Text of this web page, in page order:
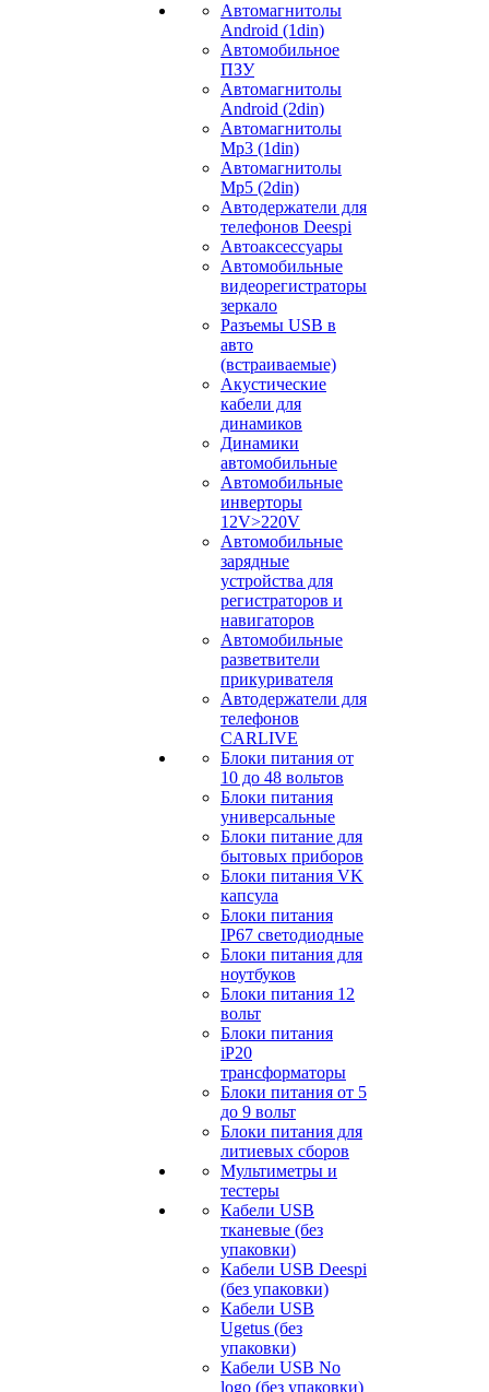
Автомагнитолы
Android (1din)
Автомобильное
ПЗУ
Автомагнитолы
Android (2din)
Автомагнитолы
Mp3 (1din)
Автомагнитолы
Mp5 (2din)
Автодержатели для
телефонов Deespi
Автоаксессуары
Автомобильные
видеорегистраторы
зеркало
Разъемы USB в
авто
(встраиваемые)
Акустические
кабели для
динамиков
Динамики
автомобильные
Автомобильные
инверторы
12V>220V
Автомобильные
зарядные
устройства для
регистраторов и
навигаторов
Автомобильные
разветвители
прикуривателя
Автодержатели для
телефонов
CARLIVE
Блоки питания от
10 до 48 вольтов
Блоки питания
универсальные
Блоки питание для
бытовых приборов
Блоки питания VK
капсула
Блоки питания
IP67 светодиодные
Блоки питания для
ноутбуков
Блоки питания 12
вольт
Блоки питания
iP20
трансформаторы
Блоки питания от 5
до 9 вольт
Блоки питания для
литиевых сборов
Мультиметры и
тестеры
Кабели USB
тканевые (без
упаковки)
Кабели USB Deespi
(без упаковки)
Кабели USB
Ugetus (без
упаковки)
Кабели USB No
logo (без упаковки)